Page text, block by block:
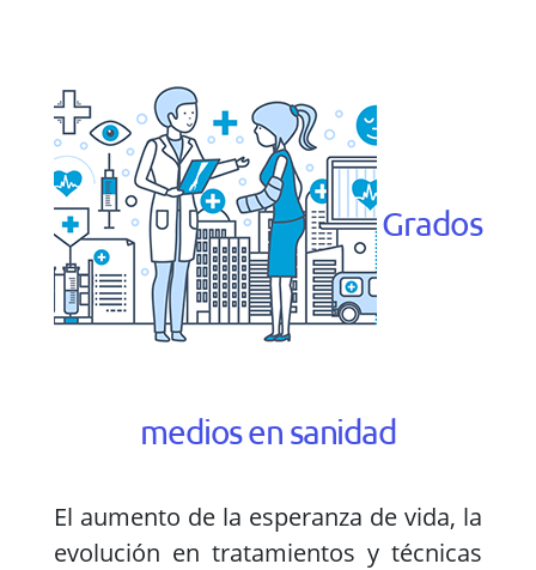
Grados
medios en sanidad
El aumento de la esperanza de vida, la
evolución en tratamientos y técnicas